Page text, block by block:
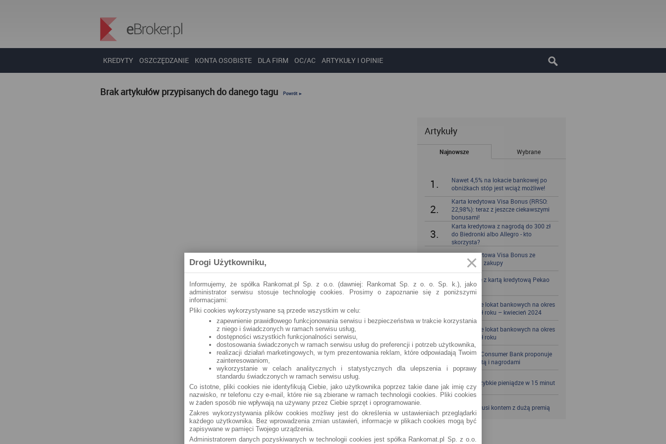
KREDYTY OSZCZĘDZANIE KONTA OSOBISTE DLA FIRM OC/AC ARTYKUŁY I OPINIE
Brak artykułów przypisanych do danego tagu Powrót ►
Artykuły
Najnowsze Wybrane
1.
Nawet 4,5% na lokacie bankowej po
obniżkach stóp jest wciąż możliwe!
2.
Karta kredytowa Visa Bonus (RRSO:
22,98%): teraz z jeszcze ciekawszymi
bonusami!
3.
Karta kredytowa z nagrodą do 300 zł
do Biedronki albo Allegro - kto
skorzysta?
Karta kredytowa Visa Bonus ze
zwrotem za zakupy
5.
Zbieraj mile z kartą kredytową Pekao
S.A.
Porównanie lokat bankowych na okres
powyżej pół roku – kwiecień 2024
Porównanie lokat bankowych na okres
powyżej pół roku
8.
Santander Consumer Bank proponuje
jesień z kartą i nagrodami
9. SKOK po szybkie pieniądze w 15 minut
10. VeloBank kusi kontem z dużą premią
Drogi Użytkowniku,
Informujemy, że spółka Rankomat.pl Sp. z o.o. (dawniej: Rankomat Sp. z o. o. Sp. k.), jako
administrator serwisu stosuje technologię cookies. Prosimy o zapoznanie się z poniższymi
informacjami:
Pliki cookies wykorzystywane są przede wszystkim w celu:
zapewnienie prawidłowego funkcjonowania serwisu i bezpieczeństwa w trakcie korzystania
z niego i świadczonych w ramach serwisu usług,
dostępności wszystkich funkcjonalności serwisu,
dostosowania świadczonych w ramach serwisu usług do preferencji i potrzeb użytkownika,
realizacji działań marketingowych, w tym prezentowania reklam, które odpowiadają Twoim
zainteresowaniom,
wykorzystanie w celach analitycznych i statystycznych dla ulepszenia i poprawy
standardu świadczonych w ramach serwisu usług.
Co istotne, pliki cookies nie identyfikują Ciebie, jako użytkownika poprzez takie dane jak imię czy
nazwisko, nr telefonu czy e-mail, które nie są zbierane w ramach technologii cookies. Pliki cookies
w żaden sposób nie wpływają na używany przez Ciebie sprzęt i oprogramowanie.
Zakres wykorzystywania plików cookies możliwy jest do określenia w ustawieniach przeglądarki
każdego użytkownika. Bez wprowadzenia zmian ustawień, informacje w plikach cookies mogą być
zapisywane w pamięci Twojego urządzenia.
Administratorem danych pozyskiwanych w technologii cookies jest spółka Rankomat.pl Sp. z o.o.